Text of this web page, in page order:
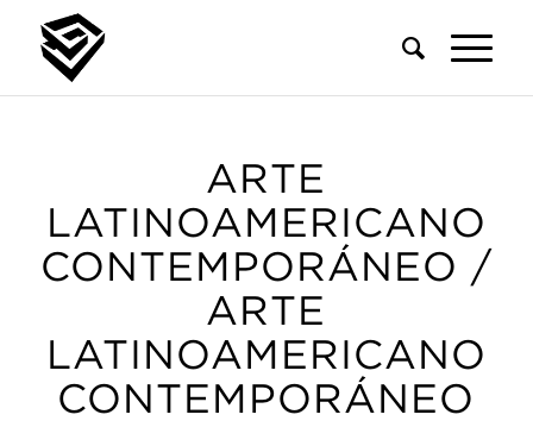
ARTE
LATINOAMERICANO
CONTEMPORÁNEO /
ARTE
LATINOAMERICANO
CONTEMPORÁNEO